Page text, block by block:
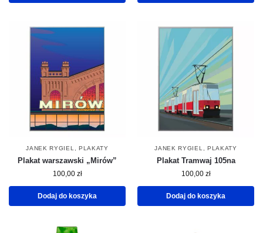
JANEK RYGIEL PLAKATY
Plakat warszawski „Mirów”
100,00 zł
Dodaj do koszyka
JANEK RYGIEL PLAKATY
Plakat Tramwaj 105na
100,00 zł
Dodaj do koszyka